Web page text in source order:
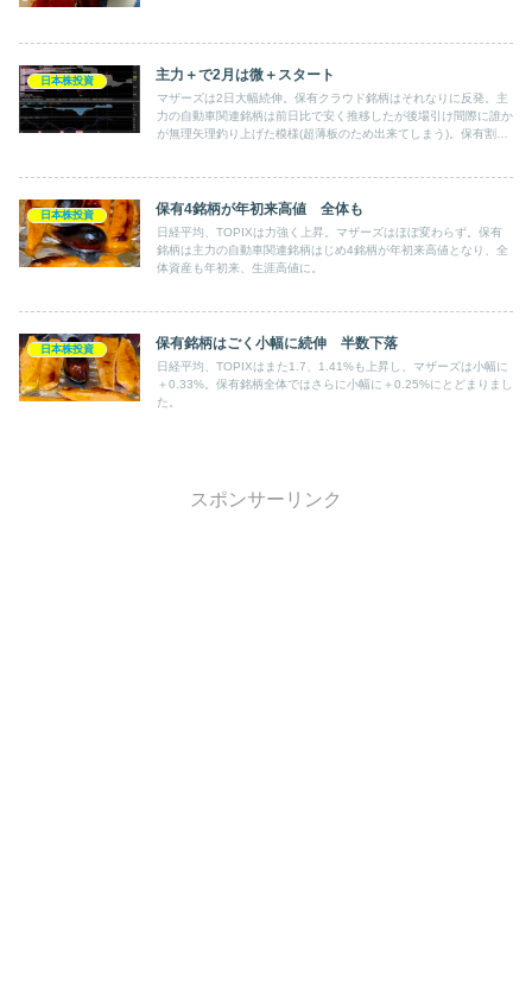
日本株投資 主力＋で2月は微＋スタート
マザーズは2日大幅続伸。保有クラウド銘柄はそれなりに反発。主
力の自動車関連銘柄は前日比で安く推移したが後場引け間際に誰か
が無理矢理釣り上げた模様(超薄板のため出来てしまう)。保有割合
日本株投資 保有4銘柄が年初来高値 全体も
日経平均、TOPIXは力強く上昇。マザーズはほぼ変わらず。保有
銘柄は主力の自動車関連銘柄はじめ4銘柄が年初来高値となり、全
体資産も年初来、生涯高値に。
日本株投資 保有銘柄はごく小幅に続伸 半数下落
日経平均、TOPIXはまた1.7、1.41%も上昇し、マザーズは小幅に
＋0.33%。保有銘柄全体ではさらに小幅に＋0.25%にとどまりまし
た。
スポンサーリンク